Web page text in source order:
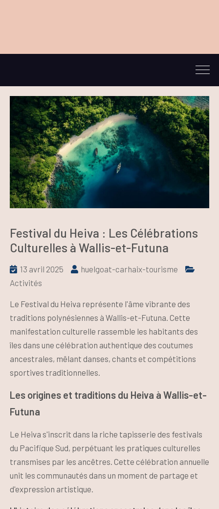
Festival du Heiva : Les Célébrations
Culturelles à Wallis-et-Futuna
13 avril 2025
huelgoat-carhaix-tourisme
Activités
Le Festival du Heiva représente l'âme vibrante des
traditions polynésiennes à Wallis-et-Futuna. Cette
manifestation culturelle rassemble les habitants des
îles dans une célébration authentique des coutumes
ancestrales, mêlant danses, chants et compétitions
sportives traditionnelles.
Les origines et traditions du Heiva à Wallis-et-
Futuna
Le Heiva s'inscrit dans la riche tapisserie des festivals
du Pacifique Sud, perpétuant les pratiques culturelles
transmises par les ancêtres. Cette célébration annuelle
unit les communautés dans un moment de partage et
d'expression artistique.